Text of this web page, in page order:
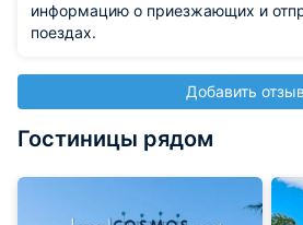
информацию о приезжающих и
поездах.
Добавить отзыв
Гостиницы рядом